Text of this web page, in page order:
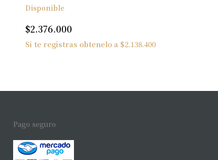
Disponible
$2.376.000
Si te registras obtenelo a $2.138.400
Pago seguro